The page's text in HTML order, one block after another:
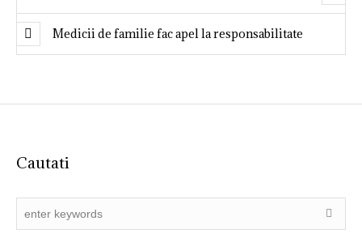
Medicii de familie fac apel la responsabilitate
Cautati